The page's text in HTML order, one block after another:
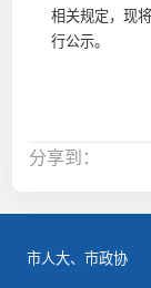
相关规定，现
行公示。
分享到：
市人大、市政协